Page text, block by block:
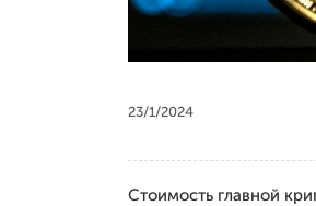
23/1/2024
Стоимость главной